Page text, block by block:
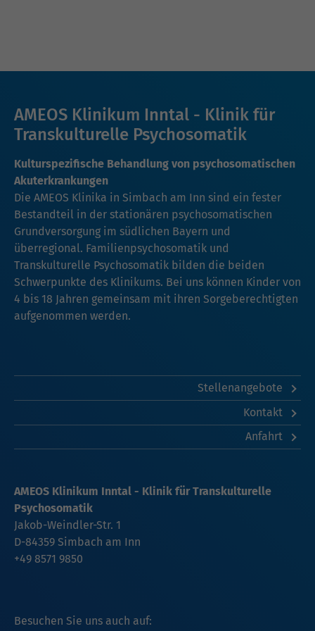
AMEOS Klinikum Inntal - Klinik für
Transkulturelle Psychosomatik
Kulturspezifische Behandlung von psychosomatischen
Akuterkrankungen
Die AMEOS Klinika in Simbach am Inn sind ein fester
Bestandteil in der stationären psychosomatischen
Grundversorgung im südlichen Bayern und
überregional. Familienpsychosomatik und
Transkulturelle Psychosomatik bilden die beiden
Schwerpunkte des Klinikums. Bei uns können Kinder von
4 bis 18 Jahren gemeinsam mit ihren Sorgeberechtigten
aufgenommen werden.
Stellenangebote
Kontakt
Anfahrt
Besuchen Sie uns auch auf:
AMEOS Klinikum Inntal - Klinik für Transkulturelle
Psychosomatik
Jakob-Weindler-Str. 1
D-84359 Simbach am Inn
+49 8571 9850